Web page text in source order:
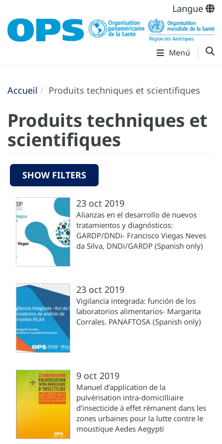
Langue
Menú
Accueil Produits techniques et scientifiques
Produits techniques et
scientifiques
SHOW FILTERS
23 oct 2019
Alianzas en el desarrollo de nuevos
tratamientos y diagnósticos:
GARDP/DNDi- Francisco Viegas Neves
da Silva, DNDi/GARDP (Spanish only)
23 oct 2019
Vigilancia integrada: función de los
laboratorios alimentarios- Margarita
Corrales. PANAFTOSA (Spanish only)
9 oct 2019
Manuel d’application de la
pulvérisation intra-domicilliaire
d’insecticide à effet rémanent dans les
zones urbaines pour la lutte contre le
moustique Aedes Aegypti